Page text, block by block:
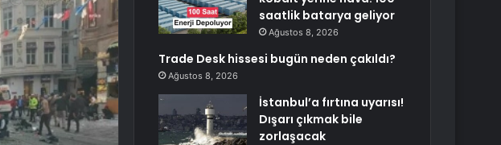
saatlik batarya geliyor
Ağustos 8, 2026
Trade Desk hissesi bugün neden çakıldı?
Ağustos 8, 2026
İstanbul’a fırtına uyarısı!
Dışarı çıkmak bile
zorlaşacak